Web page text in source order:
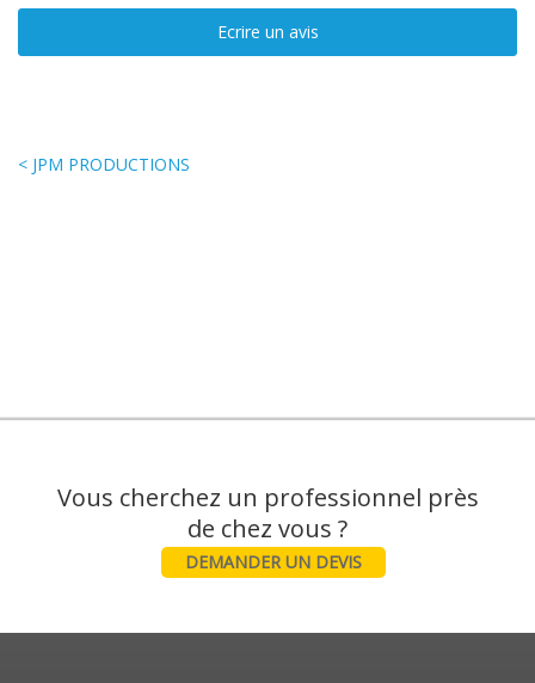
Ecrire un avis
< JPM PRODUCTIONS
Vous cherchez un professionnel près
DEMANDER UN DEVIS